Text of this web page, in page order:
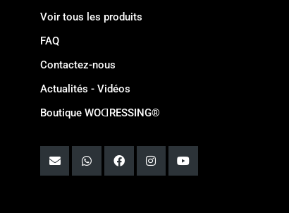
Voir tous les produits
FAQ
Contactez-nous
Actualités - Vidéos
Boutique WOꓷRESSING®